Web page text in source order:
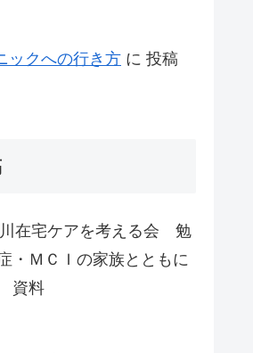
ックへの行き方 に 投稿
在宅ケアを考える会 勉
ＭＣＩの家族とともに
資料